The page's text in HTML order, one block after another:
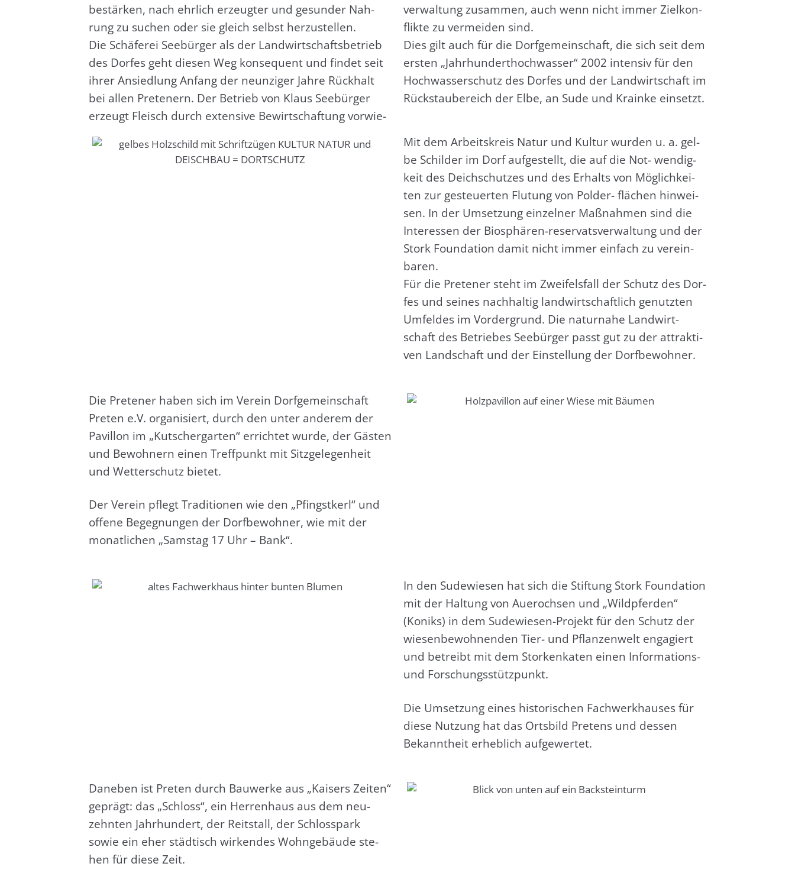
bestär­ken, nach ehr­lich erzeug­ter und gesun­der Nah­
rung zu suchen oder sie gleich selbst her­zu­stel­len.
Die Schä­fe­rei See­bür­ger als der Land­wirt­schafts­be­trieb
des Dor­fes geht die­sen Weg kon­se­quent und fin­det seit
ihrer Ansied­lung Anfang der neun­zi­ger Jah­re Rück­halt
bei allen Pre­ten­ern. Der Betrieb von Klaus See­bür­ger
erzeugt Fleisch durch exten­si­ve Bewirt­schaf­tung vor­wie­
ver­wal­tung zusam­men, auch wenn nicht immer Ziel­kon­
flik­te zu ver­mei­den sind.
Dies gilt auch für die Dorf­ge­mein­schaft, die sich seit dem
ers­ten „Jahr­hun­dert­hoch­was­ser“ 2002 inten­siv für den
Hoch­was­ser­schutz des Dor­fes und der Land­wirt­schaft im
Rück­stau­be­reich der Elbe, an Sude und Krain­ke ein­setzt.
Mit dem Arbeits­kreis Natur und Kul­tur wur­den u. a. gel­
be Schil­der im Dorf auf­ge­stellt, die auf die Not- wen­dig­
keit des Deich­schut­zes und des Erhalts von Mög­lich­kei­
ten zur gesteu­er­ten Flu­tung von Pol­der- flä­chen hin­wei­
sen. In der Umset­zung ein­zel­ner Maß­nah­men sind die
Inter­es­sen der Bio­sphä­ren-reser­vat­s­ver­wal­tung und der
Stork Foun­da­ti­on damit nicht immer ein­fach zu ver­ein­
ba­ren.
Für die Pre­te­ner steht im Zwei­fels­fall der Schutz des Dor­
fes und sei­nes nach­hal­tig land­wirt­schaft­lich genutz­ten
Umfel­des im Vor­der­grund. Die natur­na­he Land­wirt­
schaft des Betrie­bes See­bür­ger passt gut zu der attrak­ti­
ven Land­schaft und der Ein­stel­lung der Dorf­be­woh­ner.
Die Pre­te­ner haben sich im Ver­ein Dorf­ge­mein­schaft
Pre­ten e.V. orga­ni­siert, durch den unter ande­rem der
Pavil­lon im „Kut­scher­gar­ten“ errich­tet wur­de, der Gäs­ten
und Bewoh­nern einen Treff­punkt mit Sitz­ge­le­gen­heit
und Wet­ter­schutz bie­tet.
Der Ver­ein pflegt Tra­di­tio­nen wie den „Pfingst­kerl“ und
offe­ne Begeg­nun­gen der Dorf­be­woh­ner, wie mit der
monat­li­chen „Sams­tag 17 Uhr – Bank“.
In den Sude­wie­sen hat sich die Stif­tung Stork Foun­da­ti­on
mit der Hal­tung von Auer­och­sen und „Wild­pfer­den“
(Koniks) in dem Sude­wie­sen-Pro­jekt für den Schutz der
wie­sen­be­woh­nen­den Tier- und Pflan­zen­welt enga­giert
und betreibt mit dem Stor­ken­ka­ten einen Infor­ma­ti­ons-
und For­schungs­stütz­punkt.
Die Umset­zung eines his­to­ri­schen Fach­werk­hau­ses für
die­se Nut­zung hat das Orts­bild Pre­tens und des­sen
Bekannt­heit erheb­lich auf­ge­wer­tet.
Dane­ben ist Pre­ten durch Bau­wer­ke aus „Kai­sers Zei­ten“
geprägt: das „Schloss“, ein Her­ren­haus aus dem neu­
zehn­ten Jahr­hun­dert, der Reit­stall, der Schloss­park
sowie ein eher städ­tisch wir­ken­des Wohn­ge­bäu­de ste­
hen für die­se Zeit.